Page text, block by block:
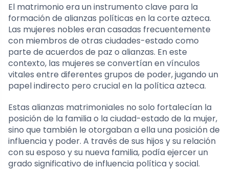
El matrimonio era un instrumento clave para la
formación de alianzas políticas en la corte azteca.
Las mujeres nobles eran casadas frecuentemente
con miembros de otras ciudades-estado como
parte de acuerdos de paz o alianzas. En este
contexto, las mujeres se convertían en vínculos
vitales entre diferentes grupos de poder, jugando un
papel indirecto pero crucial en la política azteca.
Estas alianzas matrimoniales no solo fortalecían la
posición de la familia o la ciudad-estado de la mujer,
sino que también le otorgaban a ella una posición de
influencia y poder. A través de sus hijos y su relación
con su esposo y su nueva familia, podía ejercer un
grado significativo de influencia política y social.